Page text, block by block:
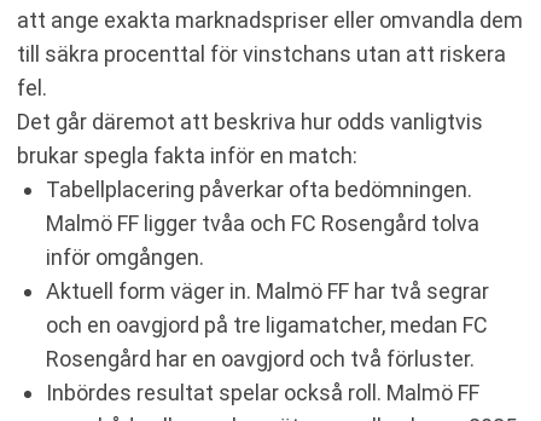
att ange exakta marknadspriser eller omvandla dem
till säkra procenttal för vinstchans utan att riskera
fel.
Det går däremot att beskriva hur odds vanligtvis
brukar spegla fakta inför en match:
Tabellplacering påverkar ofta bedömningen.
Malmö FF ligger tvåa och FC Rosengård tolva
inför omgången.
Aktuell form väger in. Malmö FF har två segrar
och en oavgjord på tre ligamatcher, medan FC
Rosengård har en oavgjord och två förluster.
Inbördes resultat spelar också roll. Malmö FF